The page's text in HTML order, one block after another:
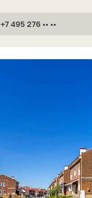
+7 495 276 •• ••